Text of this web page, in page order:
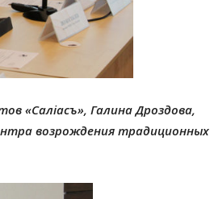
«Салiасъ», Галина Дроздова,
возрождения традиционных